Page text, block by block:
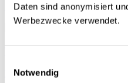
Daten sind anonymisiert
Werbezwecke verwendet.
Notwendig
Seco| 15.12.2020
Marché du travail